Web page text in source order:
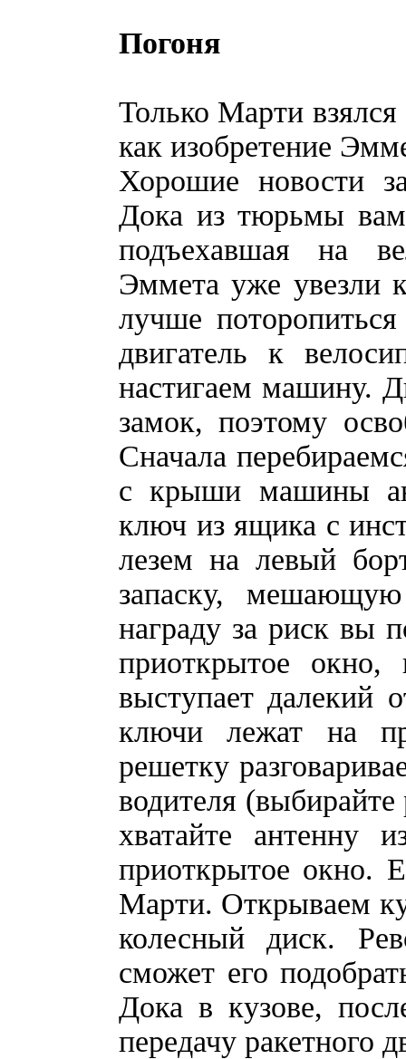
Погоня
Только Марти взялся
как изобретение
Хорошие новости
Дока из тюрьмы
подъехавшая на
Эммета уже увезли
лучше
двигатель к
настигаем машину.
замок, поэтому
Сначала
с крыши машины
ключ из ящика с
лезем на левый
запаску,
награду за риск вы
приоткрытое
выступает далекий
ключи лежат на
решетку
водителя
хватайте антенну
приоткрытое окно.
Марти. Открываем
колесный диск.
сможет его
Дока в кузове,
передачу ракетного